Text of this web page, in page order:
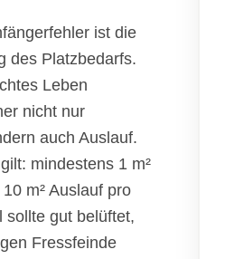
ist die
des Platzbedarfs.
Leben
nicht nur
auch Auslauf.
mindestens 1 m²
m² Auslauf pro
sollte gut belüftet,
Fressfeinde